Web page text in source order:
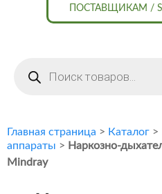
ПОСТАВЩИКАМ /
товаров
Главная страница > Каталог >
аппараты > Наркозно-
Mindray